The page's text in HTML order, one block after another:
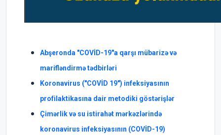
Abşeronda "COVİD-19"a qarşı mübarizə və
marifləndirmə tədbirləri
Koronavirus ("COVİD 19") infeksiyasının
profilaktikasına dair metodiki göstərişlər
Çimərlik və su istirahət mərkəzlərində
koronavirus infeksiyasının (COVİD-19)